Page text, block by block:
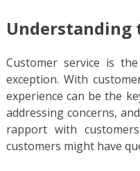
Understanding
Customer service is
exception. With
experience can be the
addressing concerns,
rapport with
customers might have